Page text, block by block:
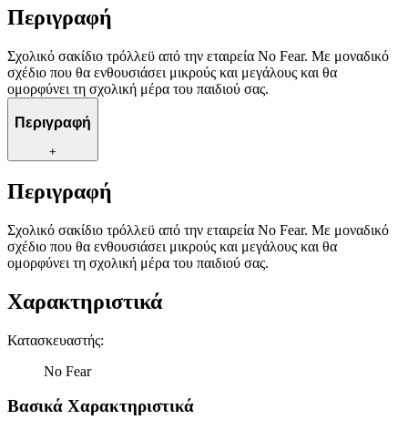
Περιγραφή
Σχολικό σακίδιο τρόλλεϋ από την εταιρεία No Fear. Με μοναδικό
σχέδιο που θα ενθουσιάσει μικρούς και μεγάλους και θα
ομορφύνει τη σχολική μέρα του παιδιού σας.
Περιγραφή
+
Περιγραφή
Σχολικό σακίδιο τρόλλεϋ από την εταιρεία No Fear. Με μοναδικό
σχέδιο που θα ενθουσιάσει μικρούς και μεγάλους και θα
ομορφύνει τη σχολική μέρα του παιδιού σας.
Χαρακτηριστικά
Κατασκευαστής:
No Fear
Βασικά Χαρακτηριστικά